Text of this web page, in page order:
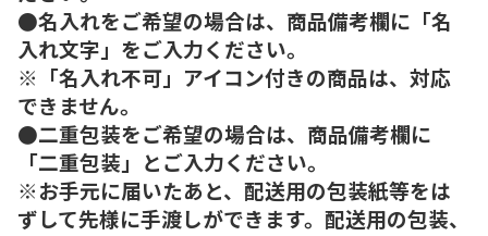
●名入れをご希望の場合は、商品備考欄に「名
入れ文字」をご入力ください。
※「名入れ不可」アイコン付きの商品は、対応
できません。
●二重包装をご希望の場合は、商品備考欄に
「二重包装」とご入力ください。
※お手元に届いたあと、配送用の包装紙等をは
ずして先様に手渡しができます。配送用の包装、